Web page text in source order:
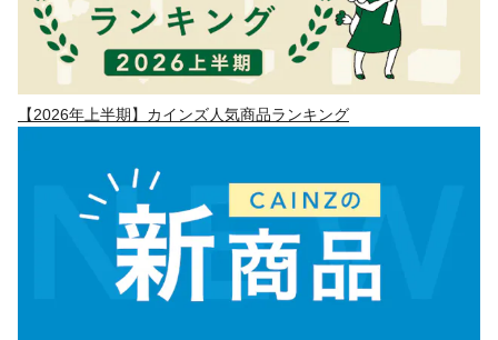
【2026年上半期】カインズ人気商品ランキング